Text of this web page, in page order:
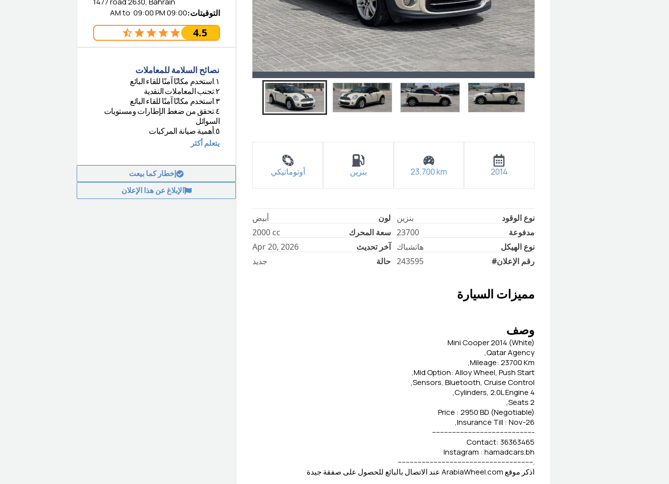
2014
23,700km بنزين أوتوماتيكي
نوع الوقود
بنزين
مدفوعة
23700
نوع الهيكل
هاتشباك
رقم الإعلان#
243595
لون
أبيض
سعة المحرك
2000 cc
آخر تحديث
Apr 20, 2026
حالة
جديد
مميزات السيارة
وصف
Mini Cooper 2014 (White)
Qatar Agency,
Mileage: 23700 Km,
Mid Option: Alloy Wheel, Push Start,
Sensors, Bluetooth, Cruise Control,
4 Cylinders, 2.0L Engine,
2 Seats,
Price : 2950 BD (Negotiable)
Insurance Till : Nov-26,
---------------------------------------------------
Contact: 36363465
Instagram : hamadcars.bh
.--------------------------------------------------------------------
اذكر موقع ArabiaWheel.com عند الاتصال بالبائع للحصول على صفقة جيدة
التوقيتات:
09:00 AM
to 09:00 PM
4.5
نصائح السلامة للمعاملات
١.استخدم مكانًا آمنًا للقاء البائع
٢.تجنب المعاملات النقدية
٣.استخدم مكانًا آمنًا للقاء البائع
٤.تحقق من ضغط الإطارات ومستويات
السوائل
٥.أهمية صيانة المركبات
يتعلم أكثر
إخطار كما بيعت
الإبلاغ عن هذا الإعلان